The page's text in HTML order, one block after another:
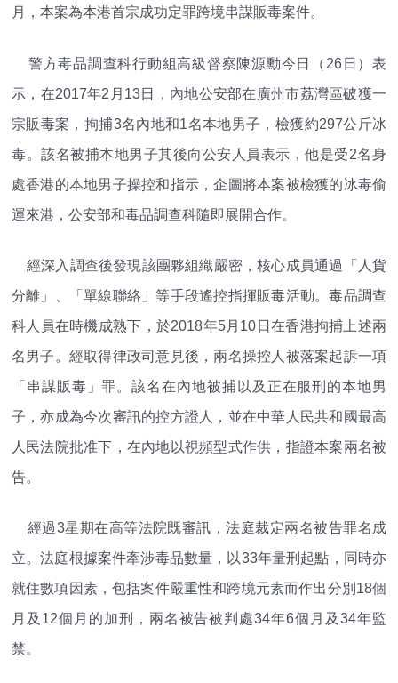
月，本案為本港首宗成功定罪跨境串謀販毒案件。
警方毒品調查科行動組高級督察陳源勳今日（26日）表
示，在2017年2月13日，內地公安部在廣州市荔灣區破獲一
宗販毒案，拘捕3名內地和1名本地男子，檢獲約297公斤冰
毒。該名被捕本地男子其後向公安人員表示，他是受2名身
處香港的本地男子操控和指示，企圖將本案被檢獲的冰毒偷
運來港，公安部和毒品調查科隨即展開合作。
經深入調查後發現該團夥組織嚴密，核心成員通過「人貨
分離」、「單線聯絡」等手段遙控指揮販毒活動。毒品調查
科人員在時機成熟下，於2018年5月10日在香港拘捕上述兩
名男子。經取得律政司意見後，兩名操控人被落案起訴一項
「串謀販毒」罪。該名在內地被捕以及正在服刑的本地男
子，亦成為今次審訊的控方證人，並在中華人民共和國最高
人民法院批准下，在內地以視頻型式作供，指證本案兩名被
告。
經過3星期在高等法院既審訊，法庭裁定兩名被告罪名成
立。法庭根據案件牽涉毒品數量，以33年量刑起點，同時亦
就住數項因素，包括案件嚴重性和跨境元素而作出分別18個
月及12個月的加刑，兩名被告被判處34年6個月及34年監
禁。